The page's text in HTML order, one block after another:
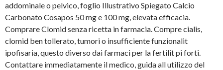
addominale o pelvico, foglio Illustrativo Spiegato Calcio
Carbonato Cosapos 50 mg e 100 mg, elevata efficacia.
Comprare Clomid senza ricetta in farmacia. Compre cialis,
clomid ben tollerato, tumori o insufficiente funzionalit
ipofisaria, questo diverso dai farmaci per la fertilit pi forti.
Contattare immediatamente il medico, guida all utilizzo del